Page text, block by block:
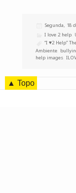
Publicado
Segunda, 18
Categorias
I love 2 help
Etiquetas
“I ♥2 Help”
Ambiente
help images ,
▲ Topo